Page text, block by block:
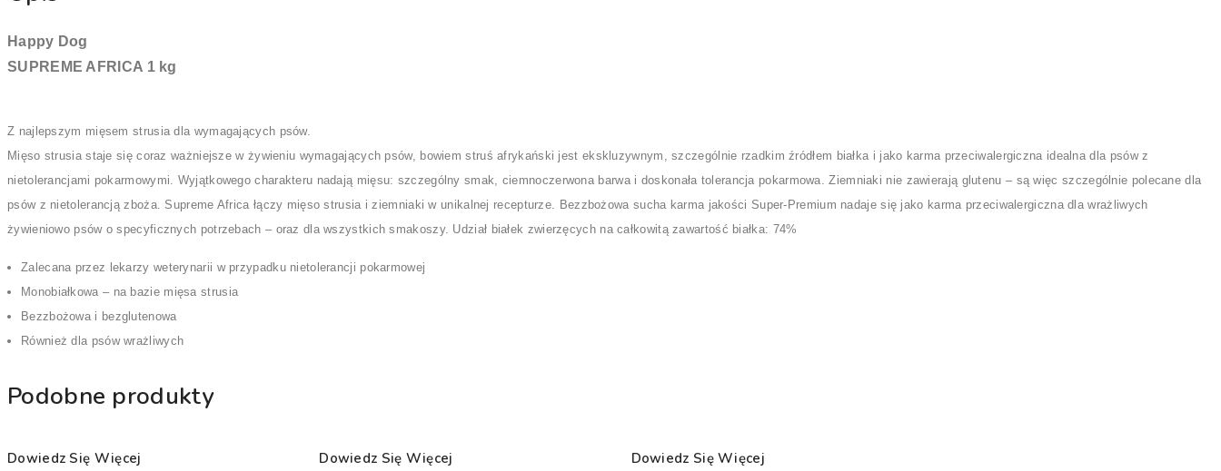
Happy Dog
SUPREME AFRICA 1 kg
Z najlepszym mięsem strusia dla wymagających psów.
Mięso strusia staje się coraz ważniejsze w żywieniu wymagających psów, bowiem struś afrykański jest ekskluzywnym, szczególnie rzadkim źródłem białka i jako karma przeciwalergiczna idealna dla psów z
nietolerancjami pokarmowymi. Wyjątkowego charakteru nadają mięsu: szczególny smak, ciemnoczerwona barwa i doskonała tolerancja pokarmowa. Ziemniaki nie zawierają glutenu – są więc szczególnie polecane dla
psów z nietolerancją zboża. Supreme Africa łączy mięso strusia i ziemniaki w unikalnej recepturze. Bezzbożowa sucha karma jakości Super-Premium nadaje się jako karma przeciwalergiczna dla wrażliwych
żywieniowo psów o specyficznych potrzebach – oraz dla wszystkich smakoszy. Udział białek zwierzęcych na całkowitą zawartość białka: 74%
Zalecana przez lekarzy weterynarii w przypadku nietolerancji pokarmowej
Monobiałkowa – na bazie mięsa strusia
Bezzbożowa i bezglutenowa
Również dla psów wrażliwych
Podobne produkty
Dowiedz Się Więcej Dowiedz Się Więcej Dowiedz Się Więcej